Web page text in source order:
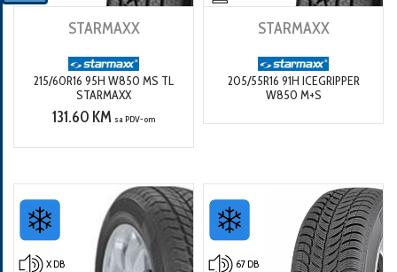
STARMAXX
215/60R16 95H W850 MS TL
STARMAXX
131.60 KM sa PDV-om
STARMAXX
205/55R16 91H ICEGRIPPER
W850 M+S
X DB 67 DB